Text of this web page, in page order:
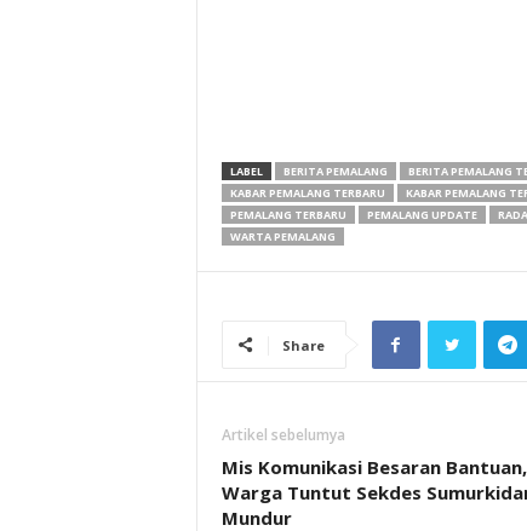
LABEL BERITA PEMALANG BERITA PEMALANG
KABAR PEMALANG TERBARU
KABAR PEMALANG
PEMALANG TERBARU
PEMALANG UPDATE
WARTA PEMALANG
Share
Artikel sebelumya
Mis Komunikasi Besaran Bantuan,
Warga Tuntut Sekdes
Mundur